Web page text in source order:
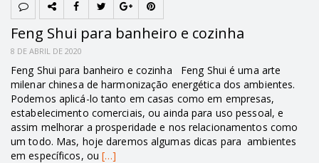
Feng Shui para banheiro e cozinha
8 DE ABRIL DE 2020
Feng Shui para banheiro e cozinha Feng Shui é uma arte
milenar chinesa de harmonização energética dos ambientes.
Podemos aplicá-lo tanto em casas como em empresas,
estabelecimento comerciais, ou ainda para uso pessoal, e
assim melhorar a prosperidade e nos relacionamentos como
um todo. Mas, hoje daremos algumas dicas para ambientes
em específicos, ou[…]